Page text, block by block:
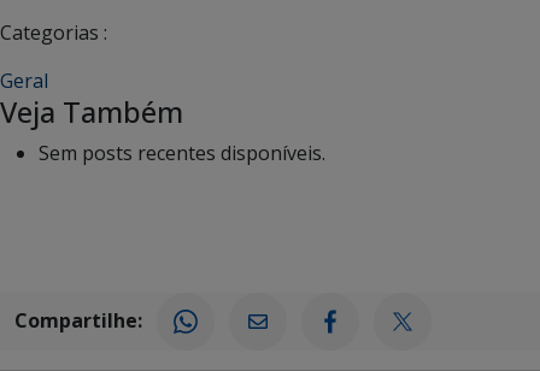
Categorias :
Geral
Veja Também
Sem posts recentes disponíveis.
Compartilhe: